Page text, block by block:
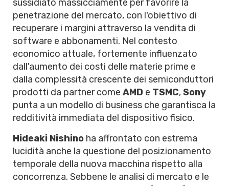
sussidiato massicciamente per favorire la
penetrazione del mercato, con l'obiettivo di
recuperare i margini attraverso la vendita di
software e abbonamenti. Nel contesto
economico attuale, fortemente influenzato
dall'aumento dei costi delle materie prime e
dalla complessità crescente dei semiconduttori
prodotti da partner come AMD e TSMC,Sony
punta a un modello di business che garantisca la
redditività immediata del dispositivo fisico.
Hideaki Nishino ha affrontato con estrema
lucidità anche la questione del posizionamento
temporale della nuova macchina rispetto alla
concorrenza. Sebbene le analisi di mercato e le